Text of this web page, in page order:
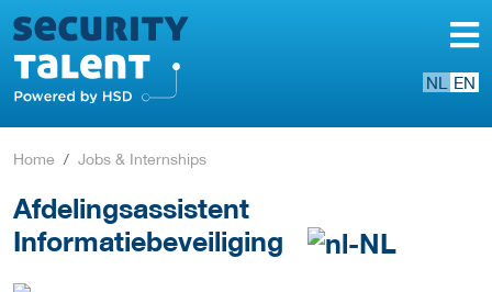
NL EN
Home Jobs & Internships
Afdelingsassistent
Informatiebeveiliging